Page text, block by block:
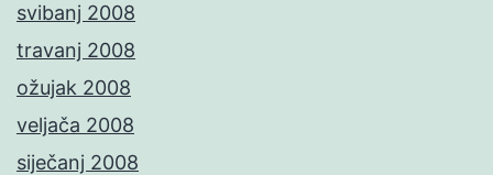
svibanj 2008
travanj 2008
ožujak 2008
veljača 2008
siječanj 2008